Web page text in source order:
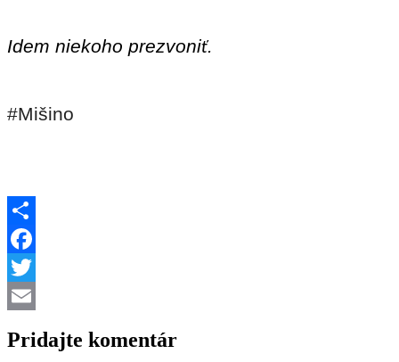
Idem niekoho prezvoniť.
#Mišino
Share
Facebook
Twitter
Pridajte komentár